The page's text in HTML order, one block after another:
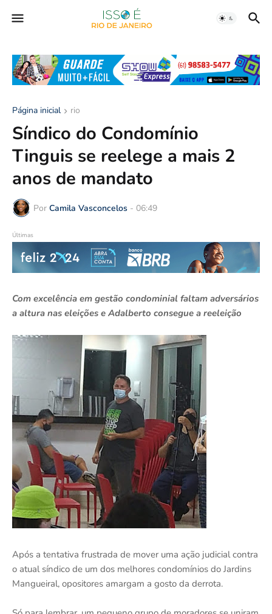
Página inicial rio
Síndico do Condomínio
Tinguis se reelege a mais 2
anos de mandato
Por Camila Vasconcelos - 06:49
Últimas
Com excelência em gestão condominial faltam adversários
a altura nas eleições e Adalberto consegue a reeleição
Após a tentativa frustrada de mover uma ação judicial contra
o atual síndico de um dos melhores condomínios do Jardins
Mangueiral, opositores amargam a gosto da derrota.